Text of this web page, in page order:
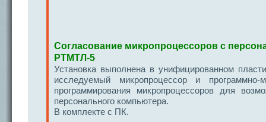
Согласование микропроцессоров с
РТМТЛ-5
Установка выполнена в унифицированном
исследуемый микропроцессор и
программирования микропроцессоров для
персонального компьютера.
В комплекте с ПК.